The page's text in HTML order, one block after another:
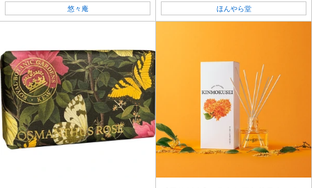
悠々庵 ほんやら堂